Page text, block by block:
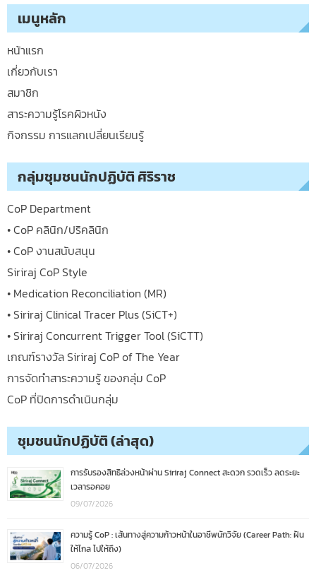
เมนูหลัก
หน้าแรก
เกี่ยวกับเรา
สมาชิก
สาระความรู้โรคผิวหนัง
กิจกรรม การแลกเปลี่ยนเรียนรู้
กลุ่มชุมชนนักปฏิบัติ ศิริราช
CoP Department
• CoP คลินิก/ปริคลินิก
• CoP งานสนับสนุน
Siriraj CoP Style
• Medication Reconciliation (MR)
• Siriraj Clinical Tracer Plus (SiCT+)
• Siriraj Concurrent Trigger Tool (SiCTT)
เกณฑ์รางวัล Siriraj CoP of The Year
การจัดทำสาระความรู้ ของกลุ่ม CoP
CoP ที่ปิดการดำเนินกลุ่ม
ชุมชนนักปฏิบัติ (ล่าสุด)
การรับรองสิทธิล่วงหน้าผ่าน Siriraj Connect สะดวก รวดเร็ว ลดระยะ
เวลารอคอย
09/07/2026
ความรู้ CoP : เส้นทางสู่ความก้าวหน้าในอาชีพนักวิจัย (Career Path: ฝัน
ให้ไกล ไปให้ถึง)
06/07/2026